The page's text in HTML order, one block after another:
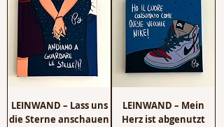
LEINWAND – Lass uns
die Sterne anschauen
LEINWAND – Mein
Herz ist abgenutzt